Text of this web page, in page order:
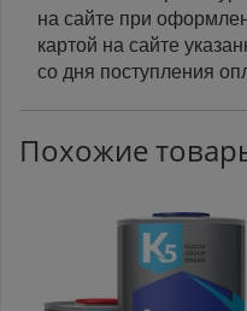
на сайте при
картой на сайте
со дня поступления
Похожие